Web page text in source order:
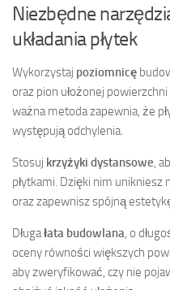
Niezbędne
układania płytek
Wykorzystaj poziomnicę
oraz pion ułożonej
ważna metoda zapewnia, że
występują odchylenia.
Stosuj krzyżyki dystansowe ,
płytkami. Dzięki nim
oraz zapewnisz spójną
Długałata budowlana , o
oceny równości większych
aby zweryfikować, czy nie